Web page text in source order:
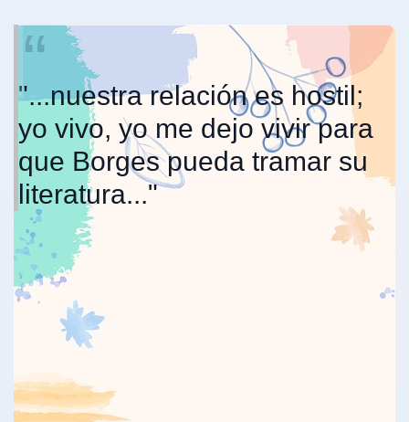
"...nuestra relación es hostil;
yo vivo, yo me dejo vivir para
que Borges pueda tramar su
literatura..."